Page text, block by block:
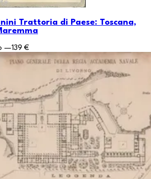
Trattoria di Paese: Toscana,
—139 €